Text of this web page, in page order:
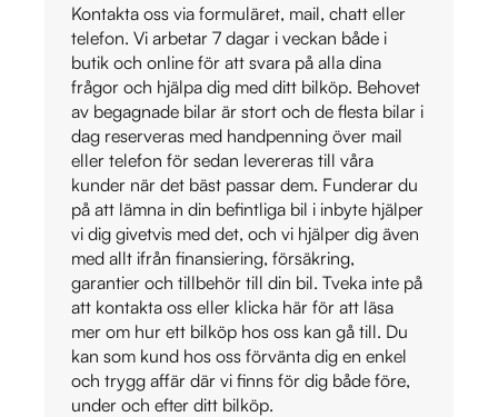
Kontakta oss via formuläret, mail, chatt eller
telefon. Vi arbetar 7 dagar i veckan både i
butik och online för att svara på alla dina
frågor och hjälpa dig med ditt bilköp. Behovet
av begagnade bilar är stort och de flesta bilar i
dag reserveras med handpenning över mail
eller telefon för sedan levereras till våra
kunder när det bäst passar dem. Funderar du
på att lämna in din befintliga bil i inbyte hjälper
vi dig givetvis med det, och vi hjälper dig även
med allt ifrån finansiering, försäkring,
garantier och tillbehör till din bil. Tveka inte på
att kontakta oss eller klicka här för att läsa
mer om hur ett bilköp hos oss kan gå till. Du
kan som kund hos oss förvänta dig en enkel
och trygg affär där vi finns för dig både före,
under och efter ditt bilköp.